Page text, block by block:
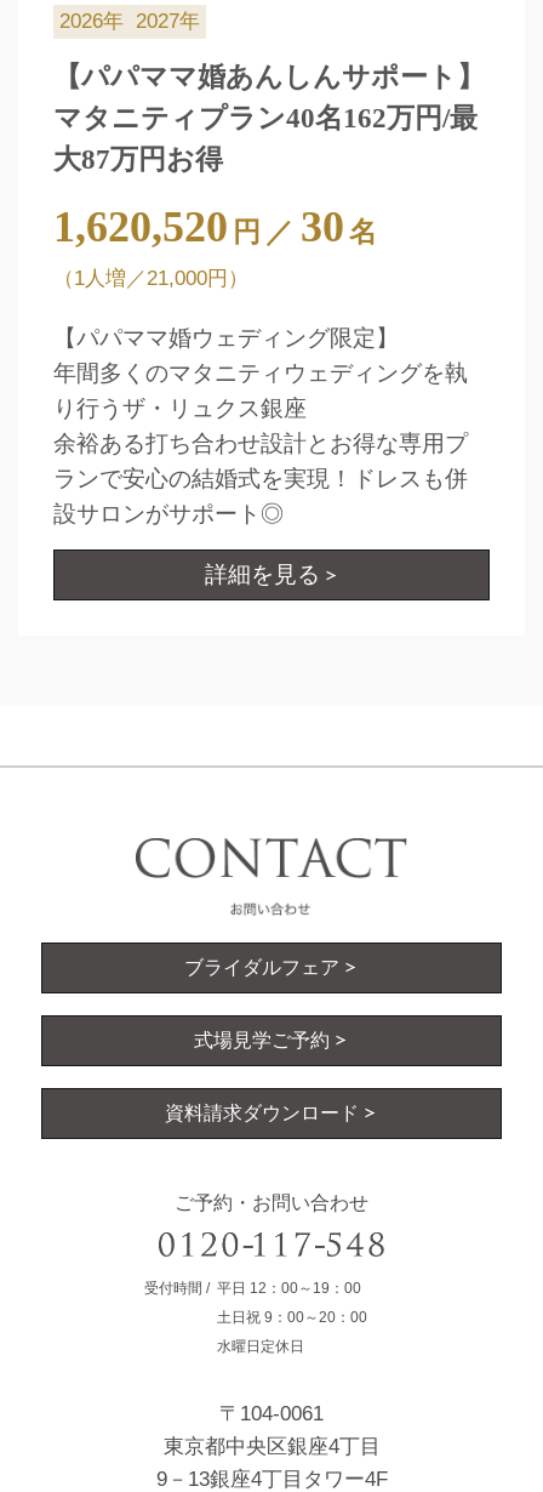
2026年 2027年
【パパママ婚あんしんサポート】
マタニティプラン40名162万円/最
大87万円お得
1,620,520 円 ／ 30 名
（1人増／21,000円）
【パパママ婚ウェディング限定】
年間多くのマタニティウェディングを執
り行うザ・リュクス銀座
余裕ある打ち合わせ設計とお得な専用プ
ランで安心の結婚式を実現！ドレスも併
設サロンがサポート◎
詳細を見る
ブライダルフェア
式場見学ご予約
資料請求ダウンロード
ご予約・お問い合わせ
受付時間 平日 12：00～19：00
土日祝 9：00～20：00
水曜日定休日
〒104-0061
東京都中央区銀座4丁目
9－13銀座4丁目タワー4F